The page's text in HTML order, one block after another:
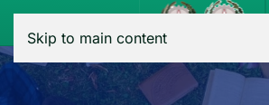
Skip to main content